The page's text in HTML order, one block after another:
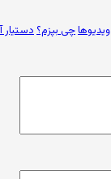
ویدیوهاچی بپزم؟دستیار